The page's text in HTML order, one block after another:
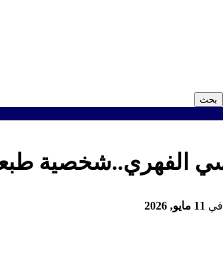
الفهري..شخصية
في 11 مايو, 2026